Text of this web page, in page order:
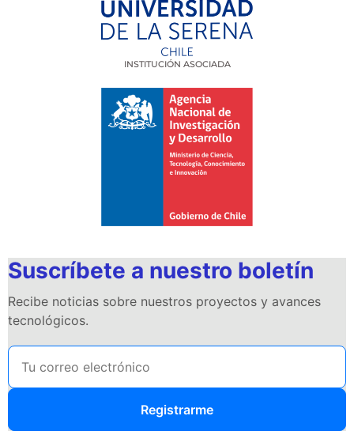
INSTITUCIÓN ASOCIADA
Suscríbete a nuestro boletín
Recibe noticias sobre nuestros proyectos y avances
tecnológicos.
Registrarme